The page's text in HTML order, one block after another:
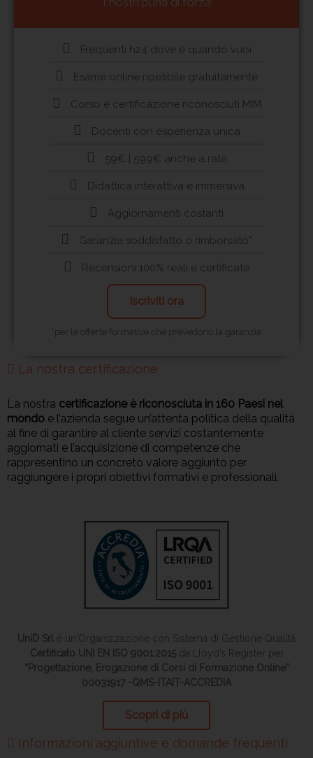
Frequenti h24 dove e quando vuoi
Esame online ripetibile gratuitamente
Corso e certificazione riconosciuti MIM
Docenti con esperienza unica
59€ | 599€ anche a rate
Didattica interattiva e immersiva
Aggiornamenti costanti
Garanzia soddisfatto o rimborsato*
Recensioni 100% reali e certificate
Iscriviti ora
*per le offerte formative che prevedono la garanzia
La nostra certificazione
La nostra certificazione è riconosciuta in 160 Paesi nel
mondo e l’azienda segue un’attenta politica della qualità
al fine di garantire al cliente servizi costantemente
aggiornati e l’acquisizione di competenze che
rappresentino un concreto valore aggiunto per
raggiungere i propri obiettivi formativi e professionali.
UniD Srl è un'Organizzazione con Sistema di Gestione Qualità
Certificato UNI EN ISO 9001:2015da Lloyd’s Register per
“Progettazione, Erogazione di Corsi di Formazione Online”
00031917 -QMS-ITAIT-ACCREDIA
Scopri di più
Informazioni aggiuntive e domande frequenti